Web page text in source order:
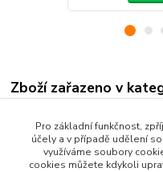
Zboží zařazeno v
Moderní kusové koberce
Pro základní funkčnost,
účely a v případě udělení
využíváme soubory
cookies můžete kdykoli